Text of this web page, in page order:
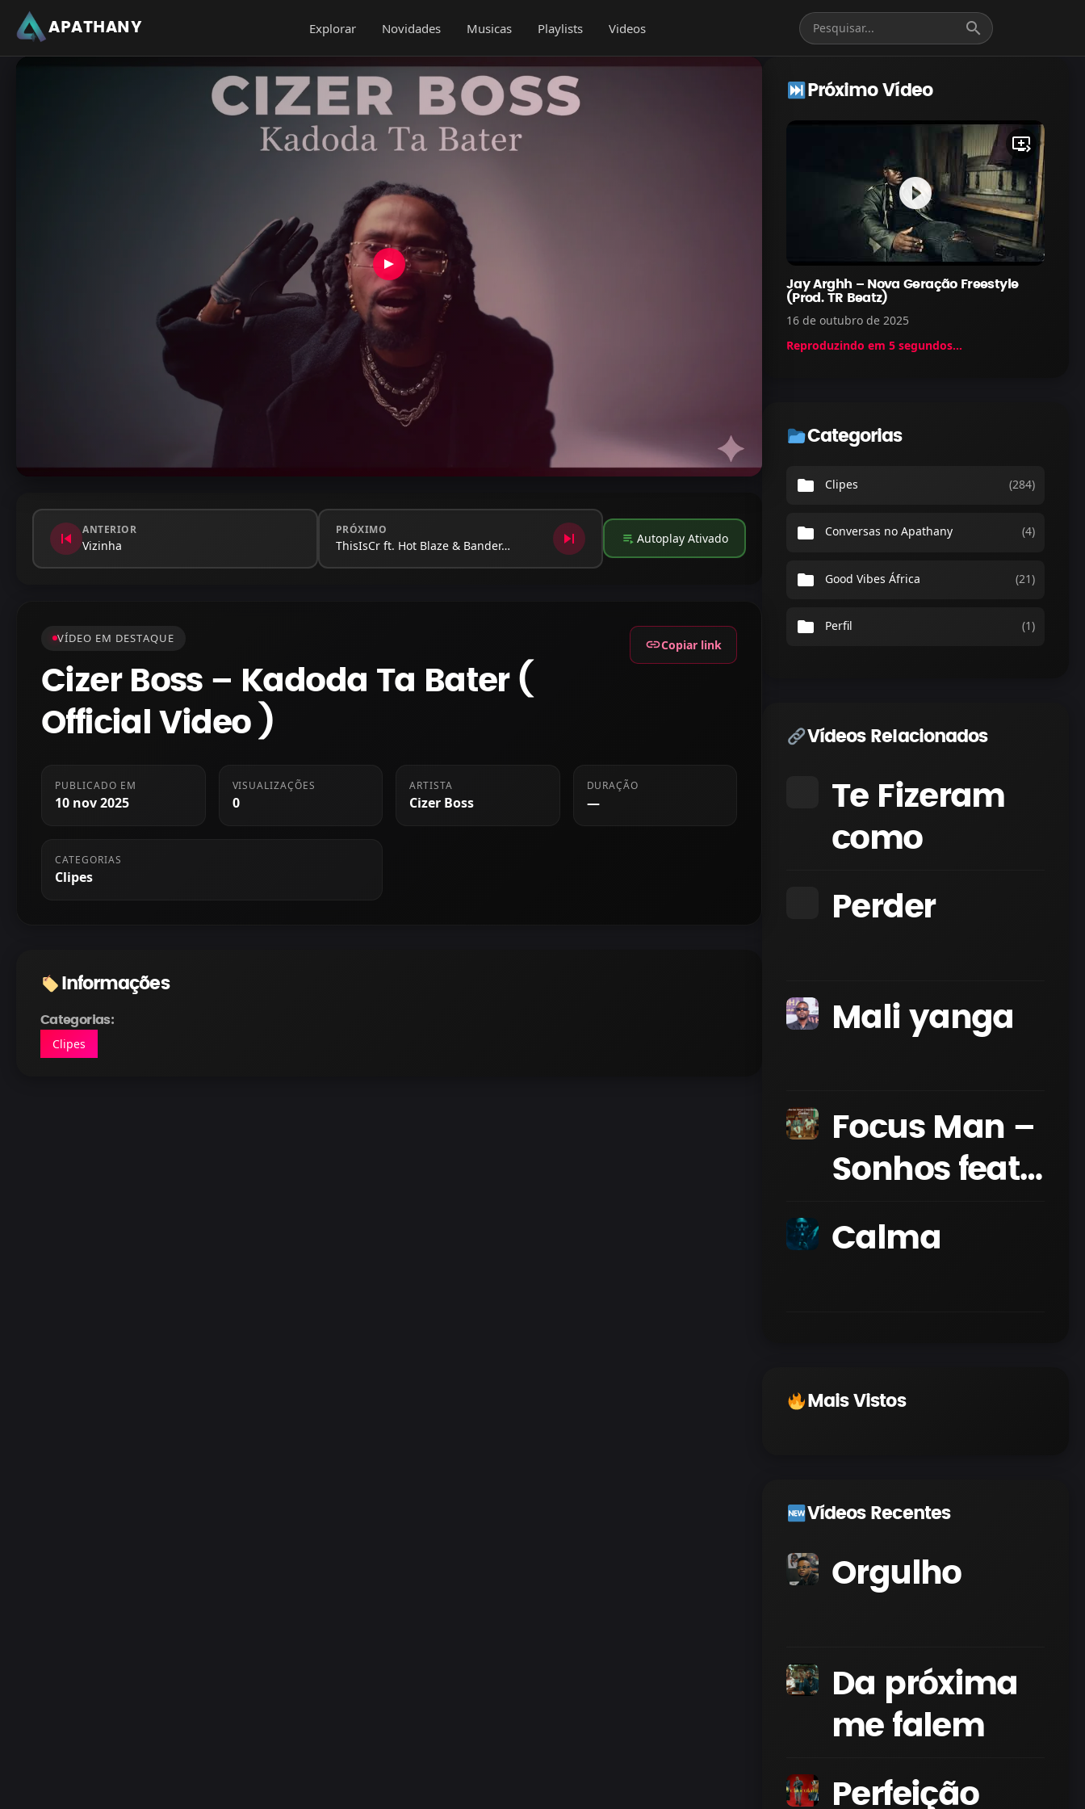
APATHANY Explorar Novidades Musicas Playlists Videos search
skip_previous ANTERIOR
Vizinha
PRÓXIMO
ThisIsCr ft. Hot Blaze & Bander… skip_next playlist_play Autoplay Ativado
VÍDEO EM DESTAQUE
Cizer Boss – Kadoda Ta Bater (
Official Video )
linkCopiar link
PUBLICADO EM
10 nov 2025
VISUALIZAÇÕES
0
ARTISTA
Cizer Boss
DURAÇÃO
—
CATEGORIAS
Clipes
Informações
Categorias:
Clipes
Próximo Vídeo
play_circle_filled
queue_play_next
Jay Arghh – Nova Geração Freestyle
(Prod. TR Beatz)
16 de outubro de 2025
Reproduzindo em 5 segundos...
Categorias
folder Clipes (284)
folder Conversas no Apathany (4)
folder Good Vibes África (21)
folder Perfil (1)
Vídeos Relacionados
Te Fizeram
como
Perder
Mali yanga
Focus Man –
Sonhos feat.
Edson
Calma
Mais Vistos
Vídeos Recentes
Orgulho
Da próxima
me falem
Perfeição